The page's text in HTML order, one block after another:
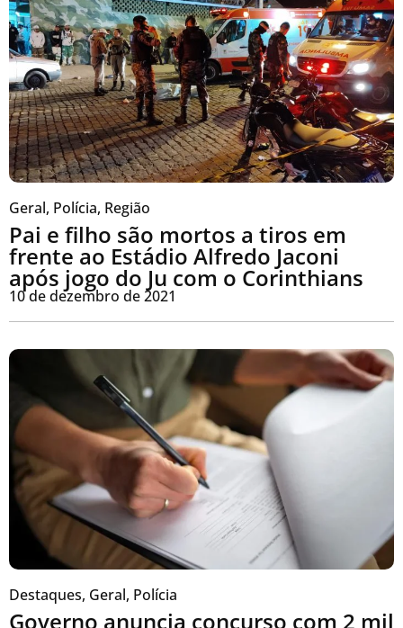
Geral, Polícia, Região
Pai e filho são mortos a tiros em
frente ao Estádio Alfredo Jaconi
após jogo do Ju com o Corinthians
10 de dezembro de 2021
Destaques, Geral, Polícia
Governo anuncia concurso com 2 mil